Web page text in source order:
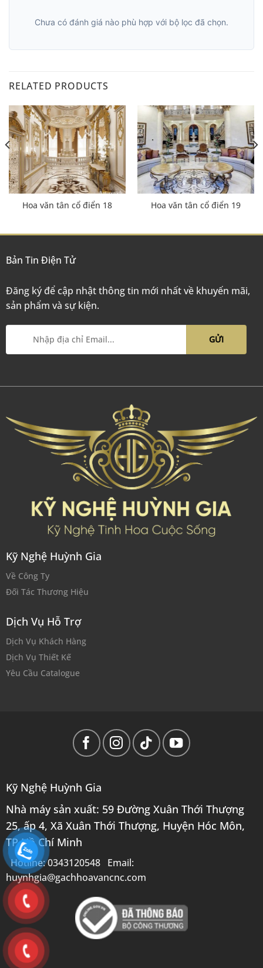
Chưa có đánh giá nào phù hợp với bộ lọc đã chọn.
RELATED PRODUCTS
Hoa văn tân cổ điển 18 Hoa văn tân cổ điển 19
Bản Tin Điện Tử
Đăng ký để cập nhật thông tin mới nhất về khuyến mãi,
sản phẩm và sự kiện.
Kỹ Nghệ Huỳnh Gia
Về Công Ty
Đối Tác Thương Hiệu
Dịch Vụ Hỗ Trợ
Dịch Vụ Khách Hàng
Dịch Vụ Thiết Kế
Yêu Cầu Catalogue
Kỹ Nghệ Huỳnh Gia
Nhà máy sản xuất: 59 Đường Xuân Thới Thượng
25, ấp 4, Xã Xuân Thới Thượng, Huyện Hóc Môn,
TP Hồ Chí Minh
Hotline: 0343120548 Email:
huynhgia@gachhoavancnc.com